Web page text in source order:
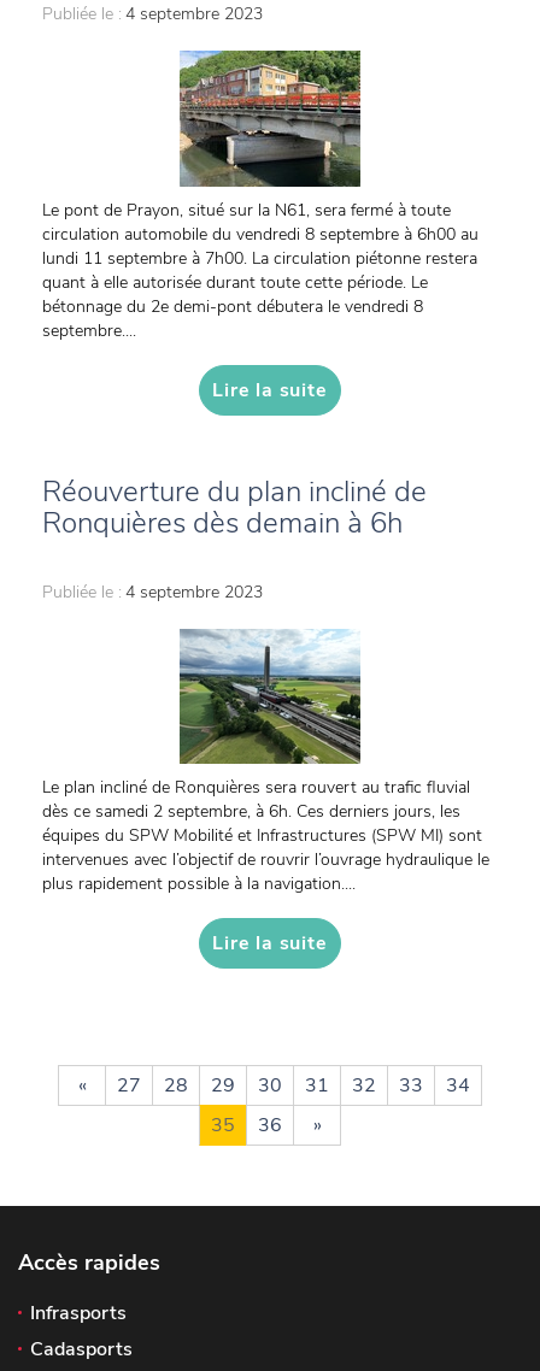
Publiée le : 4 septembre 2023
Le pont de Prayon, situé sur la N61, sera fermé à toute
circulation automobile du vendredi 8 septembre à 6h00 au
lundi 11 septembre à 7h00. La circulation piétonne restera
quant à elle autorisée durant toute cette période. Le
bétonnage du 2e demi-pont débutera le vendredi 8
septembre....
Lire la suite
Réouverture du plan incliné de
Ronquières dès demain à 6h
Publiée le : 4 septembre 2023
Le plan incliné de Ronquières sera rouvert au trafic fluvial
dès ce samedi 2 septembre, à 6h. Ces derniers jours, les
équipes du SPW Mobilité et Infrastructures (SPW MI) sont
intervenues avec l’objectif de rouvrir l’ouvrage hydraulique le
plus rapidement possible à la navigation....
Lire la suite
« 27 28 29 30 31 32 33
34
35
36 »
Accès rapides
Infrasports
Cadasports